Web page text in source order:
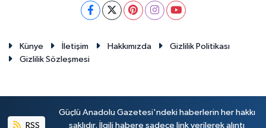
Künye İletişim Hakkımızda
Gizlilik Politikası
Gizlilik Sözleşmesi
RSS
Güçlü Anadolu Gazetesi'ndeki haberlerin her hakkı
saklıdır. İlgili habere sadece link verilerek alıntı